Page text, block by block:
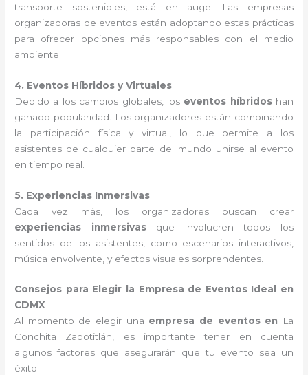
transporte sostenibles, está en auge. Las empresas
organizadoras de eventos están adoptando estas prácticas
para ofrecer opciones más responsables con el medio
ambiente.
4. Eventos Híbridos y Virtuales
Debido a los cambios globales, los eventos híbridoshan
ganado popularidad. Los organizadores están combinando
la participación física y virtual, lo que permite a los
asistentes de cualquier parte del mundo unirse al evento
en tiempo real.
5. Experiencias Inmersivas
Cada vez más, los organizadores buscan crear
experiencias inmersivasque involucren todos los
sentidos de los asistentes, como escenarios interactivos,
música envolvente, y efectos visuales sorprendentes.
Consejos para Elegir la Empresa de Eventos Ideal en
CDMX
Al momento de elegir una empresa de eventos en
La
Conchita Zapotitlán, es importante tener en cuenta
algunos factores que asegurarán que tu evento sea un
éxito: